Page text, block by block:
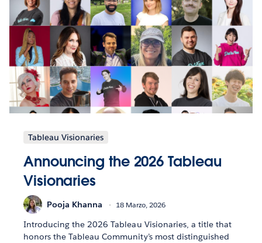
Tableau Visionaries
Announcing the 2026 Tableau
Visionaries
Pooja Khanna 18 Marzo, 2026
Introducing the 2026 Tableau Visionaries, a title that
honors the Tableau Community’s most distinguished